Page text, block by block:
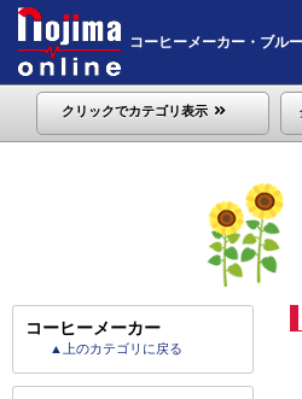
コーヒーメーカー・ブル
クリックでカテゴリ表示
コーヒーメーカー
▲上のカテゴリに戻る